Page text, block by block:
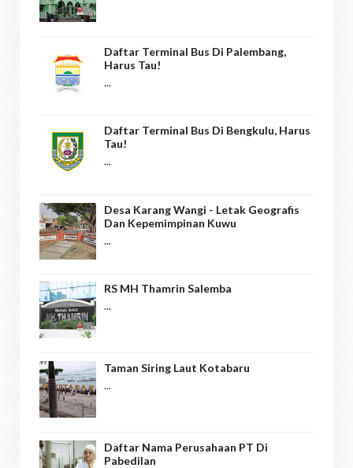
Daftar Terminal Bus Di Palembang,
Harus Tau!
...
Daftar Terminal Bus Di Bengkulu, Harus
Tau!
...
Desa Karang Wangi - Letak Geografis
Dan Kepemimpinan Kuwu
...
RS MH Thamrin Salemba
...
Taman Siring Laut Kotabaru
...
Daftar Nama Perusahaan PT Di
Pabedilan